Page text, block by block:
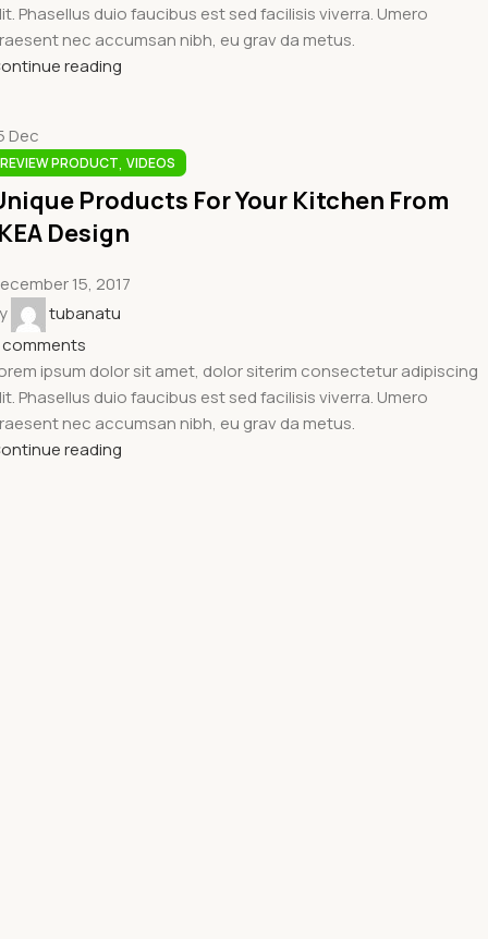
Phasellus duio faucibus est sed facilisis viverra. Umero
nec accumsan nibh, eu grav da metus.
reading
Dec
REVIEW PRODUCT, VIDEOS
Products For Your Kitchen From
Design
15, 2017
tubanatu
comments
ipsum dolor sit amet, dolor siterim consectetur adipiscing
Phasellus duio faucibus est sed facilisis viverra. Umero
nec accumsan nibh, eu grav da metus.
reading